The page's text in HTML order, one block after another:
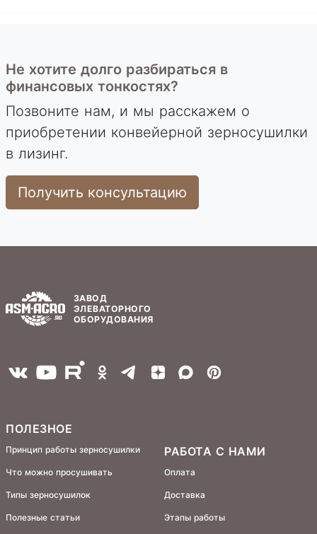
Не хотите долго разбираться в
финансовых тонкостях?
Позвоните нам, и мы расскажем о
приобретении конвейерной зерносушилки
в лизинг.
Получить консультацию
ЗАВОД
ЭЛЕВАТОРНОГО
ОБОРУДОВАНИЯ
ПОЛЕЗНОЕ
Принцип работы зерносушилки
Что можно просушивать
Типы зерносушилок
Полезные статьи
РАБОТА С НАМИ
Оплата
Доставка
Этапы работы